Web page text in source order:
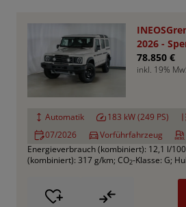
2026 - Sperren VA+HA -
Smooth
78.850 €
inkl. 19%
Automatik 183 kW (249 PS)
07/2026
Vorführfahrzeug
Energieverbrauch (kombiniert): 12,1 l/
(kombiniert): 317 g/km; CO2-Klasse: G;